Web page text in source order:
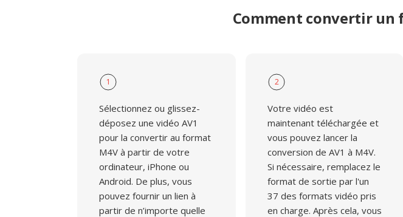
Comment convertir un
1
Sélectionnez ou glissez-
déposez une vidéo AV1
pour la convertir au format
M4V à partir de votre
ordinateur, iPhone ou
Android. De plus, vous
pouvez fournir un lien à
partir de n’importe quelle
2
Votre vidéo est
maintenant téléchargée et
vous pouvez lancer la
conversion de AV1 à M4V.
Si nécessaire, remplacez le
format de sortie par l'un
37 des formats vidéo pris
en charge. Après cela, vous